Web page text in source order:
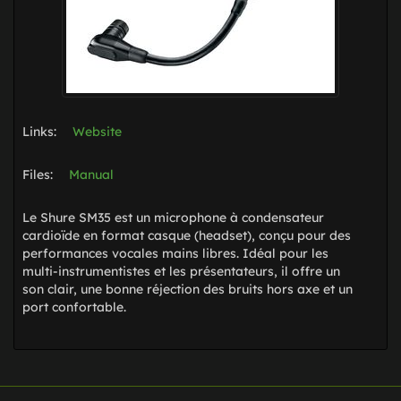
Links: Website
Files: Manual
Le Shure SM35 est un microphone à condensateur
cardioïde en format casque (headset), conçu pour des
performances vocales mains libres. Idéal pour les
multi-instrumentistes et les présentateurs, il offre un
son clair, une bonne réjection des bruits hors axe et un
port confortable.